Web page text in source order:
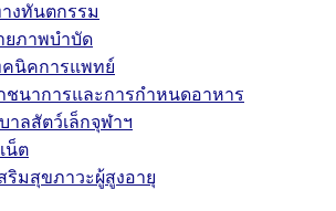
งทันตกรรม
ยภาพบำบัด
คนิคการแพทย์
ชนาการและการกำหนดอาหาร
าลสัตว์เล็กจุฬาฯ
น็ต
ริมสุขภาวะผู้สูงอายุ